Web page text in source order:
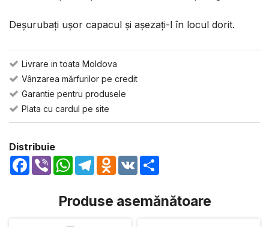
Deșurubați ușor capacul și așezați-l în locul dorit.
Livrare in toata Moldova
Vânzarea mărfurilor pe credit
Garantie pentru produsele
Plata cu cardul pe site
Distribuie
Facebook
Viber WhatsApp
TelegramOdnoklassniki
VK
Produse asemănătoare